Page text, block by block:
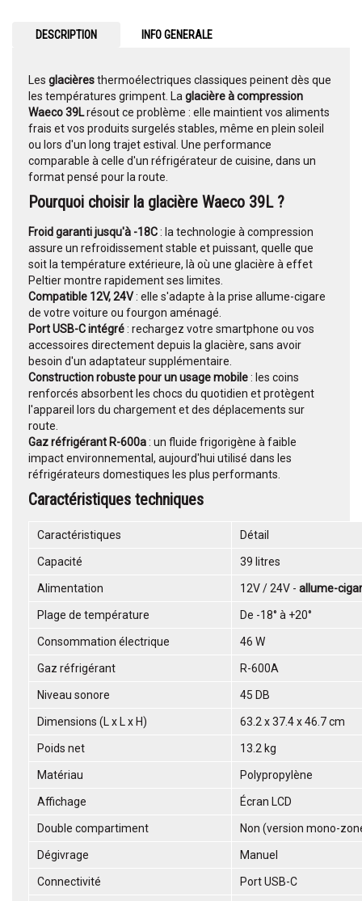
DESCRIPTION INFO GENERALE
Les glacièresthermoélectriques classiques peinent dès que
les températures grimpent. La glacière à compression
Waeco 39Lrésout ce problème : elle maintient vos aliments
frais et vos produits surgelés stables, même en plein soleil
ou lors d'un long trajet estival. Une performance
comparable à celle d'un réfrigérateur de cuisine, dans un
format pensé pour la route.
Pourquoi choisir la glacière Waeco 39L ?
Froid garanti jusqu'à -18C: la technologie à compression
assure un refroidissement stable et puissant, quelle que
soit la température extérieure, là où une glacière à effet
Peltier montre rapidement ses limites.
Compatible 12V, 24V: elle s'adapte à la prise allume-cigare
de votre voiture ou fourgon aménagé.
Port USB-C intégré: rechargez votre smartphone ou vos
accessoires directement depuis la glacière, sans avoir
besoin d'un adaptateur supplémentaire.
Construction robuste pour un usage mobile: les coins
renforcés absorbent les chocs du quotidien et protègent
l'appareil lors du chargement et des déplacements sur
route.
Gaz réfrigérant R-600a: un fluide frigorigène à faible
impact environnemental, aujourd'hui utilisé dans les
réfrigérateurs domestiques les plus performants.
Caractéristiques techniques
Caractéristiques Détail
Capacité 39 litres
Alimentation 12V / 24V - allume-
Plage de température De -18° à +20°
Consommation électrique 46 W
Gaz réfrigérant R-600A
Niveau sonore 45 DB
Dimensions (L x L x H) 63.2 x 37.4 x 46.7 cm
Poids net 13.2 kg
Matériau Polypropylène
Affichage Écran LCD
Double compartiment Non (version mono-
Dégivrage Manuel
Connectivité Port USB-C